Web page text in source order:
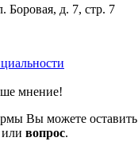
Боровая, д. 7, стр. 7
мнение!
Вы можете оставить
или вопрос.